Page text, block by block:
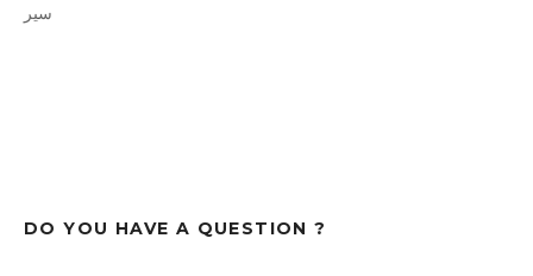
سير
DO YOU HAVE A QUESTION ?